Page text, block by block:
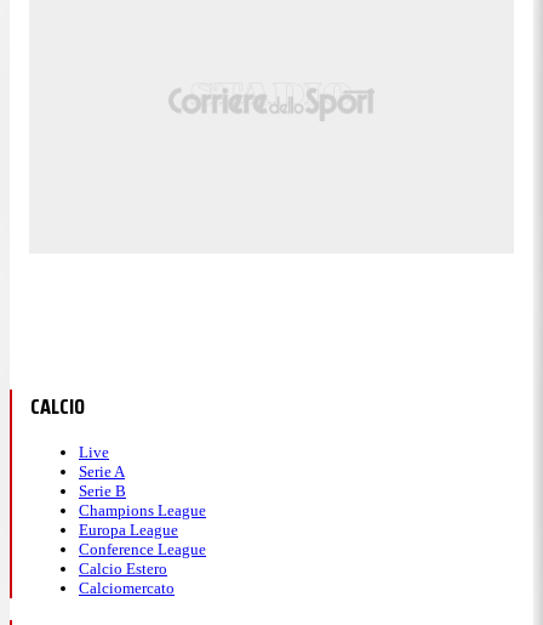
CALCIO
Live
Serie A
Serie B
Champions League
Europa League
Conference League
Calcio Estero
Calciomercato